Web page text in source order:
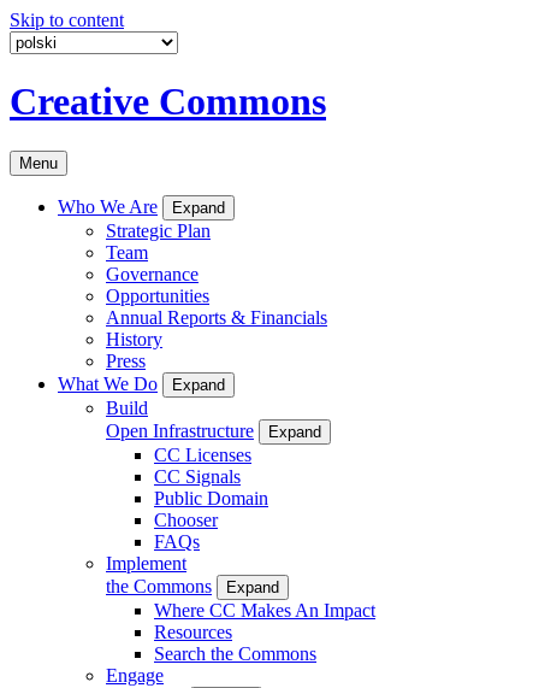
Skip to content
Creative Commons
Menu
Who We Are Expand
Strategic Plan
Team
Governance
Opportunities
Annual Reports & Financials
History
Press
What We Do
Expand
Build
Open Infrastructure
Expand
CC Licenses
CC Signals
Public Domain
Chooser
FAQs
Implement
the Commons
Expand
Where CC Makes An Impact
Resources
Search the Commons
Engage